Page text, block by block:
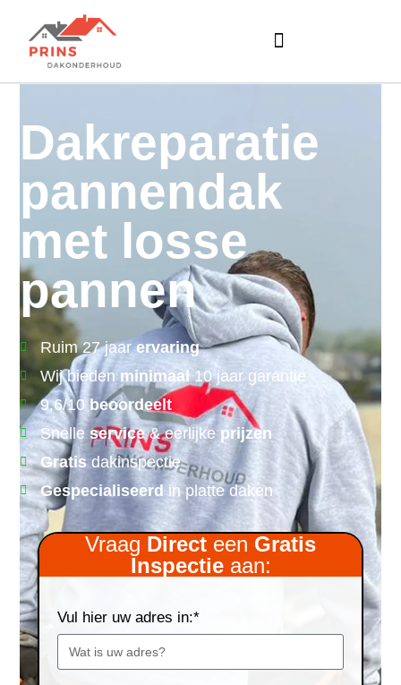
Dakreparatie
pannendak
met losse
pannen
Ruim 27 jaarervaring
Wij biedenminimaal10 jaar garantie
9,6/10 beoordeelt
Snelleservice& eerlijke prijzen
Gratisdakinspectie
Gespecialiseerd in platte daken
Vraag Direct een Gratis
Inspectieaan:
Vul hier uw adres in:*